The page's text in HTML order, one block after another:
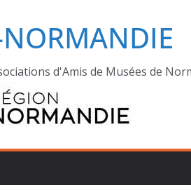
d'Amis de Musées de